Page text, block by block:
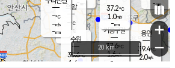
- mm
용인
39.4℃
2.0m/s
-mm
의왕
- ℃
m/s
mm
기흥구갈
37.6℃
1.6m/s
-
-℃
-m/s
-mm
37.2℃
1.0m/s
-mm
수원
35.6℃
1.6 m/s
+
−
20 km